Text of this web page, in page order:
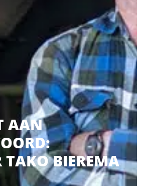
AAN
TAKO BIEREMA